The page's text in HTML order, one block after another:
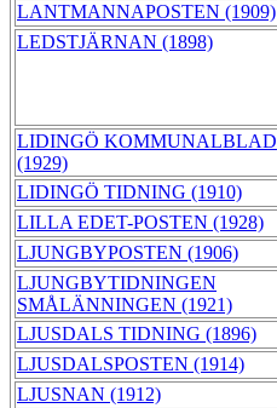
LANTMANNAPOSTEN (1909)
LEDSTJÄRNAN (1898)
LIDINGÖ KOMMUNALBLAD
(1929)
LIDINGÖ TIDNING (1910)
LILLA EDET-POSTEN (1928)
LJUNGBYPOSTEN (1906)
LJUNGBYTIDNINGEN
SMÅLÄNNINGEN (1921)
LJUSDALS TIDNING (1896)
LJUSDALSPOSTEN (1914)
LJUSNAN (1912)